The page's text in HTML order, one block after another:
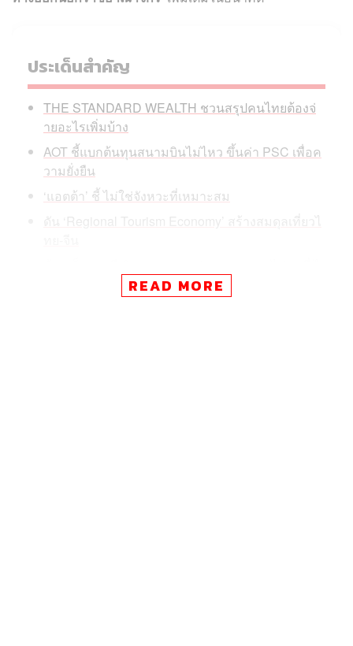
ประเด็นสำคัญ
THE STANDARD WEALTH ชวนสรุปคนไทยต้องจ่
ายอะไรเพิ่มบ้าง
AOT ชี้แบกต้นทุนสนามบินไม่ไหว ขึ้นค่า PSC เพื่อค
วามยั่งยืน
‘แอตต้า’ ชี้ ไม่ใช่จังหวะที่เหมาะสม
READ MORE